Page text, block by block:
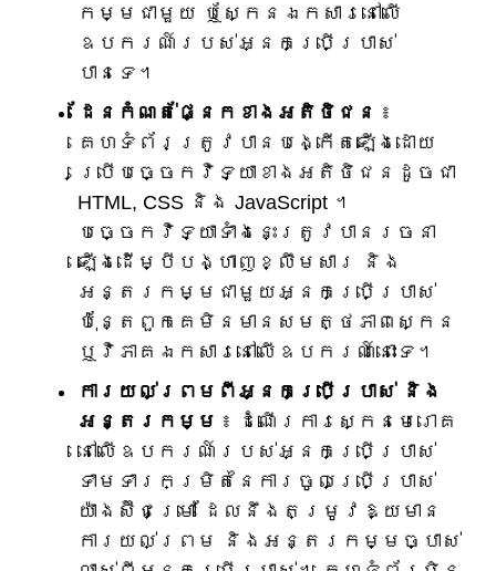
កម្មជាមួយ ឬស្កែនឯកសារនៅលើ
ឧបករណ៍របស់អ្នកប្រើប្រាស់
បានទេ។
ដែនកំណត់ផ្នែកខាងអតិថិជន ៖
គេហទំព័រត្រូវបានបង្កើតឡើងដោយ
ប្រើបច្ចេកវិទ្យាខាងអតិថិជនដូចជា
HTML, CSS និង JavaScript ។
បច្ចេកវិទ្យាទាំងនេះត្រូវបានរចនា
ឡើងដើម្បីបង្ហាញខ្លឹមសារ និង
អន្តរកម្មជាមួយអ្នកប្រើប្រាស់
ប៉ុន្តែពួកគេមិនមានសមត្ថភាពស្កេន
ឬវិភាគឯកសារនៅលើឧបករណ៍នោះទេ។
ការយល់ព្រមពីអ្នកប្រើប្រាស់ និង
អន្តរកម្ម ៖ ដំណើរការស្កេនមេរោគ
នៅលើឧបករណ៍របស់អ្នកប្រើប្រាស់
ទាមទារកម្រិតនៃការចូលប្រើប្រាស់
យ៉ាងស៊ីជម្រៅ ដែលនឹងតម្រូវឱ្យមាន
ការយល់ព្រម និងអន្តរកម្មច្បាស់